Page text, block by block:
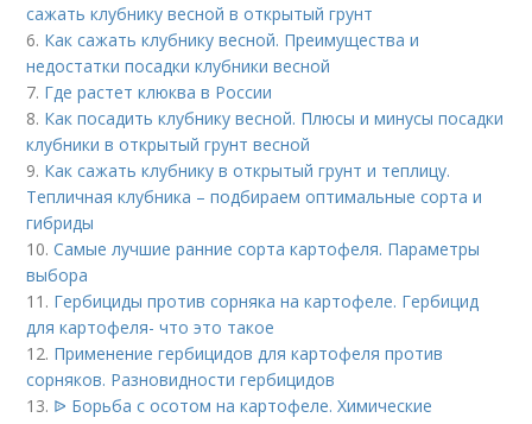
сажать клубнику весной в открытый грунт
6. Как сажать клубнику весной. Преимущества и
недостатки посадки клубники весной
7. Где растет клюква в России
8. Как посадить клубнику весной. Плюсы и минусы посадки
клубники в открытый грунт весной
9. Как сажать клубнику в открытый грунт и теплицу.
Тепличная клубника – подбираем оптимальные сорта и
гибриды
10.Самые лучшие ранние сорта картофеля. Параметры
выбора
11. Гербициды против сорняка на картофеле. Гербицид
для картофеля- что это такое
12. Применение гербицидов для картофеля против
сорняков. Разновидности гербицидов
13. ᐉ Борьба с осотом на картофеле. Химические